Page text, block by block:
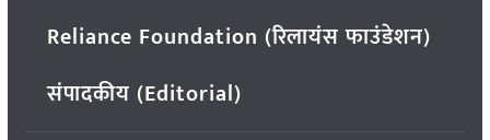
Reliance Foundation (रिलायंस फाउंडेशन)
संपादकीय (Editorial)